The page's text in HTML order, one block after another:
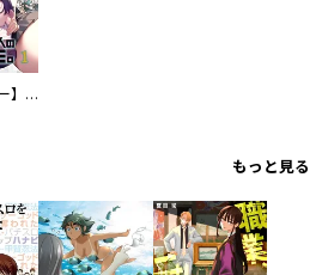
【フルカラー】さよなら、私の大好きな１０００人のキミ。
もっと見る